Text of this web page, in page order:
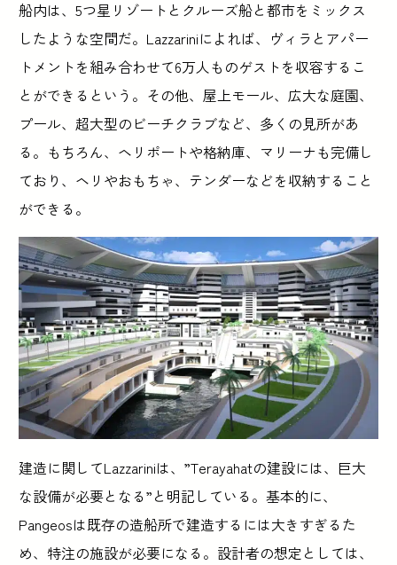
船内は、5つ星リゾートとクルーズ船と都市をミックス
したような空間だ。Lazzariniによれば、ヴィラとアパー
トメントを組み合わせて6万人ものゲストを収容するこ
とができるという。その他、屋上モール、広大な庭園、
プール、超大型のビーチクラブなど、多くの見所があ
る。もちろん、ヘリポートや格納庫、マリーナも完備し
ており、ヘリやおもちゃ、テンダーなどを収納すること
ができる。
建造に関してLazzariniは、”Terayahatの建設には、巨大
な設備が必要となる”と明記している。基本的に、
Pangeosは既存の造船所で建造するには大きすぎるた
め、特注の施設が必要になる。設計者の想定としては、